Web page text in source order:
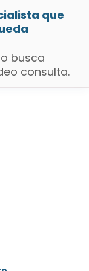
que
busca
consulta.